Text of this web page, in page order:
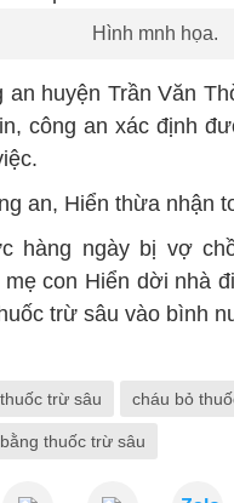
Hình mnh họa.
huyện Trần Văn
công an xác định
an, Hiển thừa nhận
hàng ngày bị vợ
con Hiển dời nhà
trừ sâu vào bình
trừ sâu cháu bỏ
thuốc trừ sâu